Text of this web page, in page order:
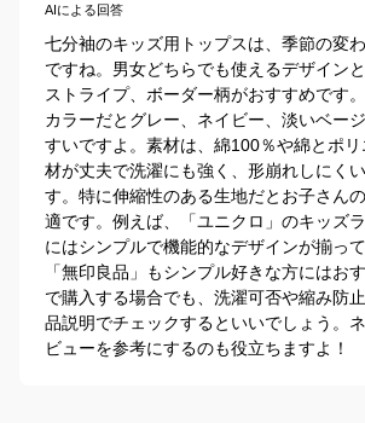
AIによる回答
七分袖のキッズ用トップスは、季節の変
ですね。男女どちらでも使えるデザイン
ストライプ、ボーダー柄がおすすめです
カラーだとグレー、ネイビー、淡いベー
すいですよ。素材は、綿100％や綿とポ
材が丈夫で洗濯にも強く、形崩れしにく
す。特に伸縮性のある生地だとお子さん
適です。例えば、「ユニクロ」のキッズラ
にはシンプルで機能的なデザインが揃って
「無印良品」もシンプル好きな方にはお
で購入する場合でも、洗濯可否や縮み防
品説明でチェックするといいでしょう。
ビューを参考にするのも役立ちますよ！